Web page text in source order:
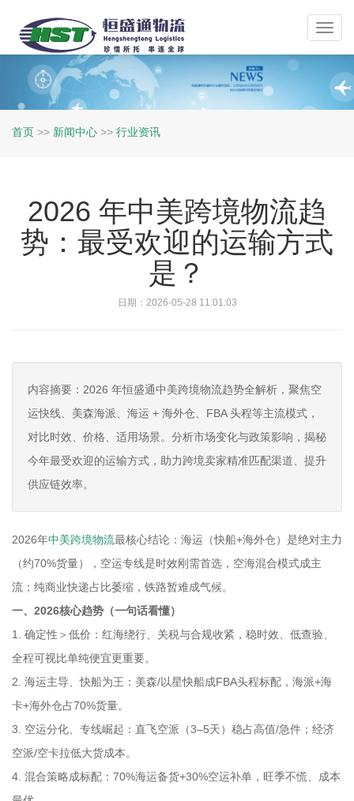
首页 >> 新闻中心 >> 行业资讯
2026 年中美跨境物流趋
势：最受欢迎的运输方式
是？
日期：2026-05-28 11:01:03
内容摘要：2026 年恒盛通中美跨境物流趋势全解析，聚焦空
运快线、美森海派、海运 + 海外仓、FBA 头程等主流模式，
对比时效、价格、适用场景。分析市场变化与政策影响，揭秘
今年最受欢迎的运输方式，助力跨境卖家精准匹配渠道、提升
供应链效率。
2026年中美跨境物流最核心结论：海运（快船+海外仓）是绝对主力
（约70%货量），空运专线是时效刚需首选，空海混合模式成主
流；纯商业快递占比萎缩，铁路暂难成气候。
一、2026核心趋势（一句话看懂）
1. 确定性＞低价：红海绕行、关税与合规收紧，稳时效、低查验、
全程可视比单纯便宜更重要。
2. 海运主导、快船为王：美森/以星快船成FBA头程标配，海派+海
卡+海外仓占70%货量。
3. 空运分化、专线崛起：直飞空派（3–5天）稳占高值/急件；经济
空派/空卡拉低大货成本。
4. 混合策略成标配：70%海运备货+30%空运补单，旺季不慌、成本